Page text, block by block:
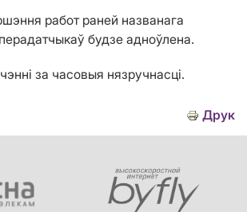
работ раней названага
будзе адноўлена.
за часовыя нязручнасці.
Друк